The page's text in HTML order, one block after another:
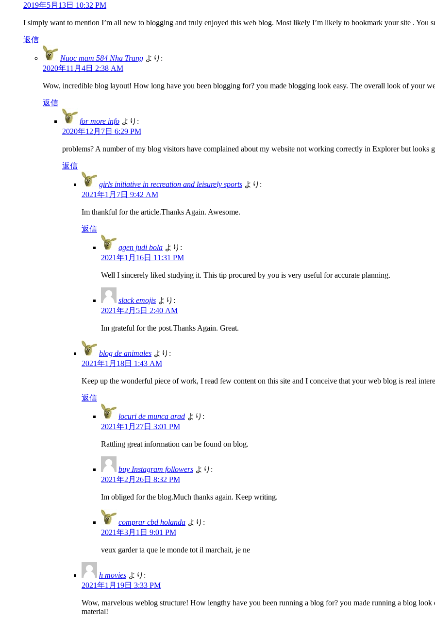
2019年5月13日 10:32 PM
I simply want to mention I’m all new to blogging and truly enjoyed this web blog. Most likely I’m likely to bookmark your site . You
返信
Nuoc mam 584 Nha Trang より:
2020年11月4日 2:38 AM
Wow, incredible blog layout! How long have you been blogging for? you made blogging look easy. The overall look of your
返信
for more info より:
2020年12月7日 6:29 PM
problems? A number of my blog visitors have complained about my website not working correctly in Explorer but looks
返信
girls initiative in recreation and leisurely sports より:
2021年1月7日 9:42 AM
Im thankful for the article.Thanks Again. Awesome.
返信
agen judi bola より:
2021年1月16日 11:31 PM
Well I sincerely liked studying it. This tip procured by you is very useful for accurate planning.
slack emojis より:
2021年2月5日 2:40 AM
Im grateful for the post.Thanks Again. Great.
blog de animales より:
2021年1月18日 1:43 AM
Keep up the wonderful piece of work, I read few content on this site and I conceive that your web blog is real
返信
locuri de munca arad より:
2021年1月27日 3:01 PM
Rattling great information can be found on blog.
buy Instagram followers より:
2021年2月26日 8:32 PM
Im obliged for the blog.Much thanks again. Keep writing.
comprar cbd holanda より:
2021年3月1日 9:01 PM
veux garder ta que le monde tot il marchait, je ne
h movies より:
2021年1月19日 3:33 PM
Wow, marvelous weblog structure! How lengthy have you been running a blog for? you made running a blog
material!